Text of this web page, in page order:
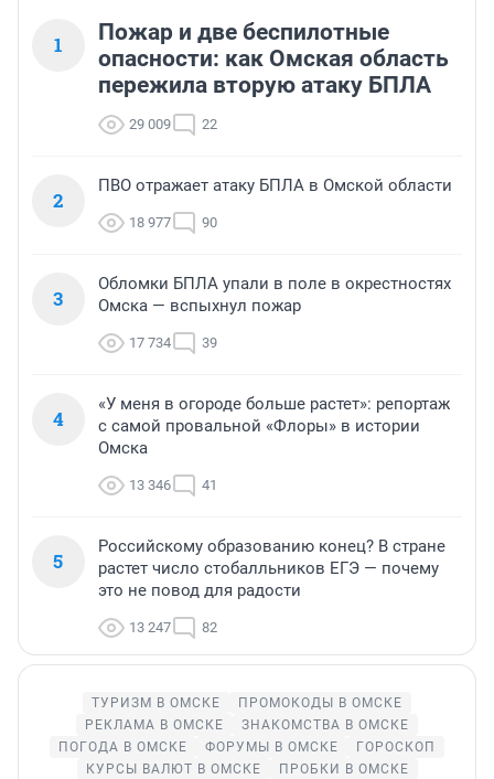
1
Пожар и две беспилотные
опасности: как Омская область
пережила вторую атаку БПЛА
29 009 22
2
ПВО отражает атаку БПЛА в Омской области
18 977 90
3
Обломки БПЛА упали в поле в окрестностях
Омска — вспыхнул пожар
17 734 39
4
«У меня в огороде больше растет»: репортаж
с самой провальной «Флоры» в истории
Омска
13 346 41
5
Российскому образованию конец? В стране
растет число стобалльников ЕГЭ — почему
это не повод для радости
13 247 82
ТУРИЗМ В ОМСКЕ
ПРОМОКОДЫ В ОМСКЕ
РЕКЛАМА В ОМСКЕ
ЗНАКОМСТВА В ОМСКЕ
ПОГОДА В ОМСКЕ
ФОРУМЫ В ОМСКЕ
ГОРОСКОП
КУРСЫ ВАЛЮТ В ОМСКЕ
ПРОБКИ В ОМСКЕ